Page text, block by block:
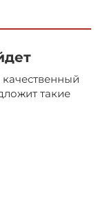
такие